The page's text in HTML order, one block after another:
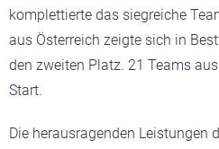
komplettierte das siegreiche
aus Österreich zeigte sich in
den zweiten Platz. 21 Teams
Start.
Die herausragenden Leistungen